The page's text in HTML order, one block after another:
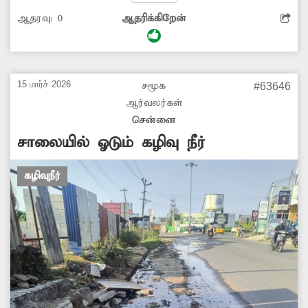
சேதமடைந்து காணப்படுகிறது. அந்த பகுதியில்
மிகுந்த துர்நாற்றம் வீசுகிறது. மேலும் நோய்
பரவும் அபாயமும் ஏற்பட்டுள்ளது. இதனால்
எனவே சம்பந்தப்பட்ட துறை அதிகாரிகள்
நடவடிக்கை எடுத்து கழிவுநீர் கால்வாயின்
மூடியினை சரிசெய்ய வேண்டும்.
ஆதரவு: 0 ஆதரிக்கிறேன்
15 மார்ச் 2026
சமூக
ஆர்வலர்கள்
சென்னை
#63646
சாலையில் ஓடும் கழிவு நீர்
கழிவுநீர்